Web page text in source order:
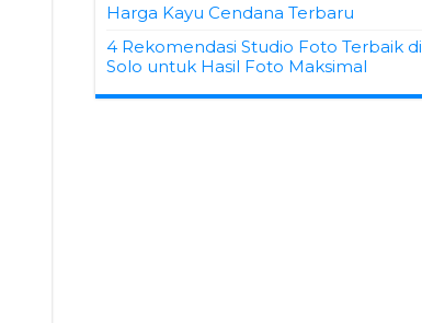
Harga Kayu Cendana Terbaru
4 Rekomendasi Studio Foto Terbaik di
Solo untuk Hasil Foto Maksimal